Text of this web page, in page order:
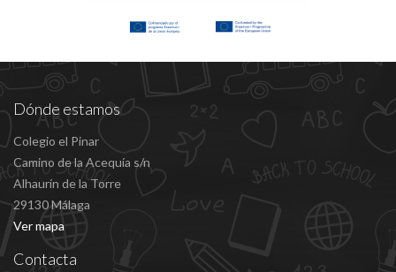
Dónde estamos
Colegio el Pinar
Camino de la Acequía s/n
Alhaurín de la Torre
29130 Málaga
Ver mapa
Contacta